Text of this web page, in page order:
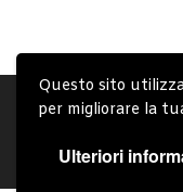
Questo sito
per migliorare la
Ulteriori
Account
Copyright © 2019 -